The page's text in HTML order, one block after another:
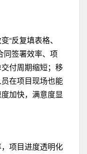
“反复填表格、
同签署效率、项
付周期缩短；移
在项目现场也能
加快，满意度显
项目进度透明化